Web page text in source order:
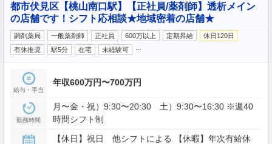
都市伏見区【桃山南口駅】【正社員/薬剤師】透析メイン
の店舗です！シフト応相談★地域密着の店舗★
調剤薬局 一般薬剤師 正社員 600万以上 定期昇給
休日120日
有休推奨
駅5分 在宅 未経験可
給与・手当
年収600万円〜700万円
勤務時間
月〜金・祝）9:30〜20:30 土）9:30〜16:30 ※週40
時間シフト制
【休日】祝日 他シフトによる 【休暇】年次有給休